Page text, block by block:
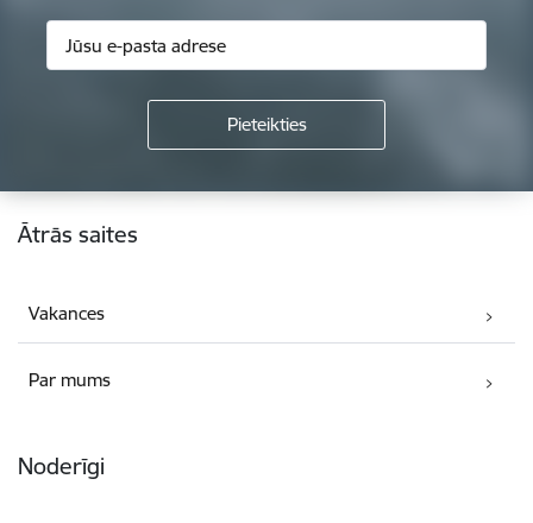
Kājene
Ātrās saites
Vakances
Par mums
Noderīgi